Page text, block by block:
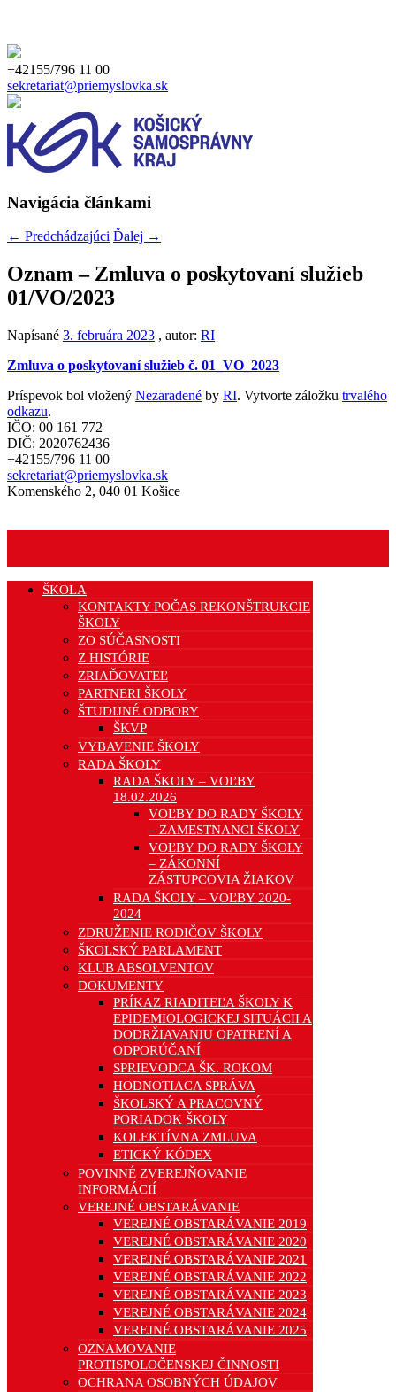
+42155/796 11 00
sekretariat@priemyslovka.sk
Navigácia článkami
← Predchádzajúci Ďalej →
Oznam – Zmluva o poskytovaní služieb
01/VO/2023
Napísané 3. februára 2023 , autor: RI
Zmluva o poskytovaní služieb č. 01_VO_2023
Príspevok bol vložený Nezaradené by RI. Vytvorte záložku trvalého
odkazu.
IČO: 00 161 772
DIČ: 2020762436
+42155/796 11 00
sekretariat@priemyslovka.sk
Komenského 2, 040 01 Košice
ŠKOLA
KONTAKTY POČAS REKONŠTRUKCIE
ŠKOLY
ZO SÚČASNOSTI
Z HISTÓRIE
ZRIAĎOVATEĽ
PARTNERI ŠKOLY
ŠTUDIJNÉ ODBORY
ŠKVP
VYBAVENIE ŠKOLY
RADA ŠKOLY
RADA ŠKOLY – VOĽBY
18.02.2026
VOĽBY DO RADY ŠKOLY
– ZAMESTNANCI ŠKOLY
VOĽBY DO RADY ŠKOLY
– ZÁKONNÍ
ZÁSTUPCOVIA ŽIAKOV
RADA ŠKOLY – VOĽBY 2020-
2024
ZDRUŽENIE RODIČOV ŠKOLY
ŠKOLSKÝ PARLAMENT
KLUB ABSOLVENTOV
DOKUMENTY
PRÍKAZ RIADITEĽA ŠKOLY K
EPIDEMIOLOGICKEJ SITUÁCII A
DODRŽIAVANIU OPATRENÍ A
ODPORÚČANÍ
SPRIEVODCA ŠK. ROKOM
HODNOTIACA SPRÁVA
ŠKOLSKÝ A PRACOVNÝ
PORIADOK ŠKOLY
KOLEKTÍVNA ZMLUVA
ETICKÝ KÓDEX
POVINNÉ ZVEREJŇOVANIE
INFORMÁCIÍ
VEREJNÉ OBSTARÁVANIE
VEREJNÉ OBSTARÁVANIE 2019
VEREJNÉ OBSTARÁVANIE 2020
VEREJNÉ OBSTARÁVANIE 2021
VEREJNÉ OBSTARÁVANIE 2022
VEREJNÉ OBSTARÁVANIE 2023
VEREJNÉ OBSTARÁVANIE 2024
VEREJNÉ OBSTARÁVANIE 2025
OZNAMOVANIE
PROTISPOLOČENSKEJ ČINNOSTI
OCHRANA OSOBNÝCH ÚDAJOV